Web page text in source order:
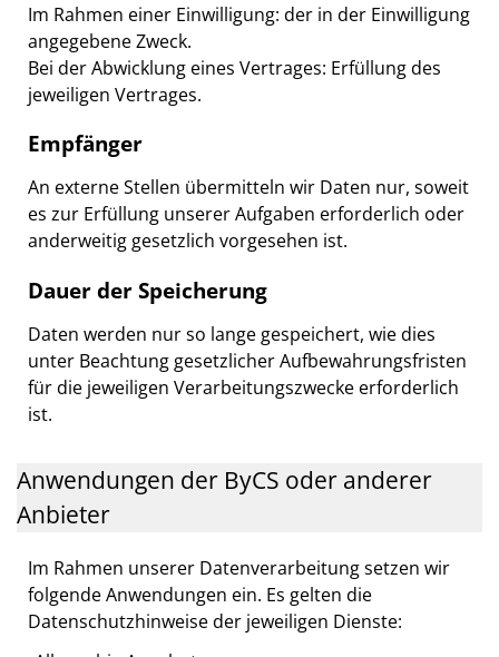
Im Rahmen einer Einwilligung: der in der Einwilligung
angegebene Zweck.
Bei der Abwicklung eines Vertrages: Erfüllung des
jeweiligen Vertrages.
Empfänger
An externe Stellen übermitteln wir Daten nur, soweit
es zur Erfüllung unserer Aufgaben erforderlich oder
anderweitig gesetzlich vorgesehen ist.
Dauer der Speicherung
Daten werden nur so lange gespeichert, wie dies
unter Beachtung gesetzlicher Aufbewahrungsfristen
für die jeweiligen Verarbeitungszwecke erforderlich
ist.
Anwendungen der ByCS oder anderer
Anbieter
Im Rahmen unserer Datenverarbeitung setzen wir
folgende Anwendungen ein. Es gelten die
Datenschutzhinweise der jeweiligen Dienste: